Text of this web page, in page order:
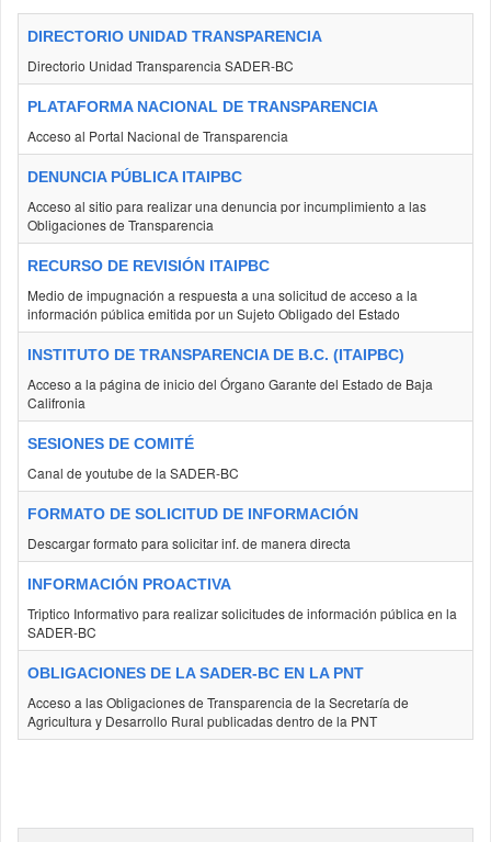
DIRECTORIO UNIDAD TRANSPARENCIA
Directorio Unidad Transparencia SADER-BC
PLATAFORMA NACIONAL DE TRANSPARENCIA
Acceso al Portal Nacional de Transparencia
DENUNCIA PÚBLICA ITAIPBC
Acceso al sitio para realizar una denuncia por incumplimiento a las
Obligaciones de Transparencia
RECURSO DE REVISIÓN ITAIPBC
Medio de impugnación a respuesta a una solicitud de acceso a la
información pública emitida por un Sujeto Obligado del Estado
INSTITUTO DE TRANSPARENCIA DE B.C. (ITAIPBC)
Acceso a la página de inicio del Órgano Garante del Estado de Baja
Califronia
SESIONES DE COMITÉ
Canal de youtube de la SADER-BC
FORMATO DE SOLICITUD DE INFORMACIÓN
Descargar formato para solicitar inf. de manera directa
INFORMACIÓN PROACTIVA
Triptico Informativo para realizar solicitudes de información pública en la
SADER-BC
OBLIGACIONES DE LA SADER-BC EN LA PNT
Acceso a las Obligaciones de Transparencia de la Secretaría de
Agricultura y Desarrollo Rural publicadas dentro de la PNT